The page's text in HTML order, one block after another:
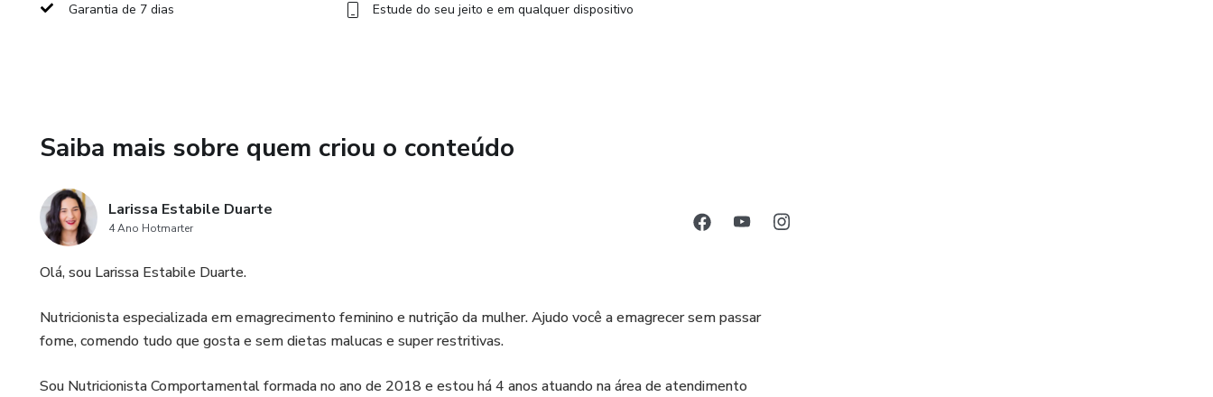
Garantia de 7 dias Estude do seu jeito e em qualquer dispositivo
Saiba mais sobre quem criou o conteúdo
Larissa Estabile Duarte
4 Ano Hotmarter
Olá, sou Larissa Estabile Duarte.
Nutricionista especializada em emagrecimento feminino e nutrição da mulher. Ajudo você a emagrecer sem passar
fome, comendo tudo que gosta e sem dietas malucas e super restritivas.
Sou Nutricionista Comportamental formada no ano de 2018 e estou há 4 anos atuando na área de atendimento